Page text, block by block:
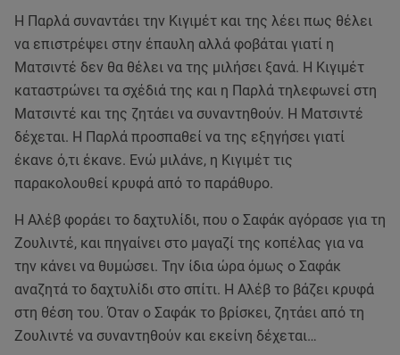
Η Παρλά συναντάει την Κιγιμέτ και της λέει πως θέλει
να επιστρέψει στην έπαυλη αλλά φοβάται γιατί η
Ματσιντέ δεν θα θέλει να της μιλήσει ξανά. Η Κιγιμέτ
καταστρώνει τα σχέδιά της και η Παρλά τηλεφωνεί στη
Ματσιντέ και της ζητάει να συναντηθούν. Η Ματσιντέ
δέχεται. Η Παρλά προσπαθεί να της εξηγήσει γιατί
έκανε ό,τι έκανε. Ενώ μιλάνε, η Κιγιμέτ τις
παρακολουθεί κρυφά από το παράθυρο.
Η Αλέβ φοράει το δαχτυλίδι, που ο Σαφάκ αγόρασε για τη
Ζουλιντέ, και πηγαίνει στο μαγαζί της κοπέλας για να
την κάνει να θυμώσει. Την ίδια ώρα όμως ο Σαφάκ
αναζητά το δαχτυλίδι στο σπίτι. Η Αλέβ το βάζει κρυφά
στη θέση του. Όταν ο Σαφάκ το βρίσκει, ζητάει από τη
Ζουλιντέ να συναντηθούν και εκείνη δέχεται…